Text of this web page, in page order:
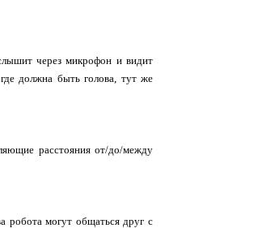
через микрофон и видит
должна быть голова, тут же
расстояния от/до/между
робота могут общаться друг с